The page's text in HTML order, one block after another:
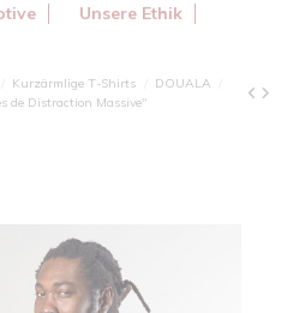
Unsere Ethik
Kurzärmlige T-Shirts
DOUALA
de Distraction Massive"